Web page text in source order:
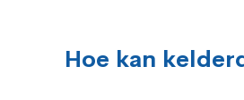
Hoe kan